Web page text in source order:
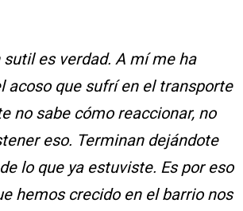
es verdad. A mí me ha
acoso que sufrí en el transporte
no sabe cómo reaccionar, no
eso. Terminan dejándote
lo que ya estuviste. Es por eso
hemos crecido en el barrio nos